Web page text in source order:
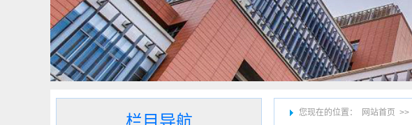
栏目导航 您现在的位置： 网站首页 >>